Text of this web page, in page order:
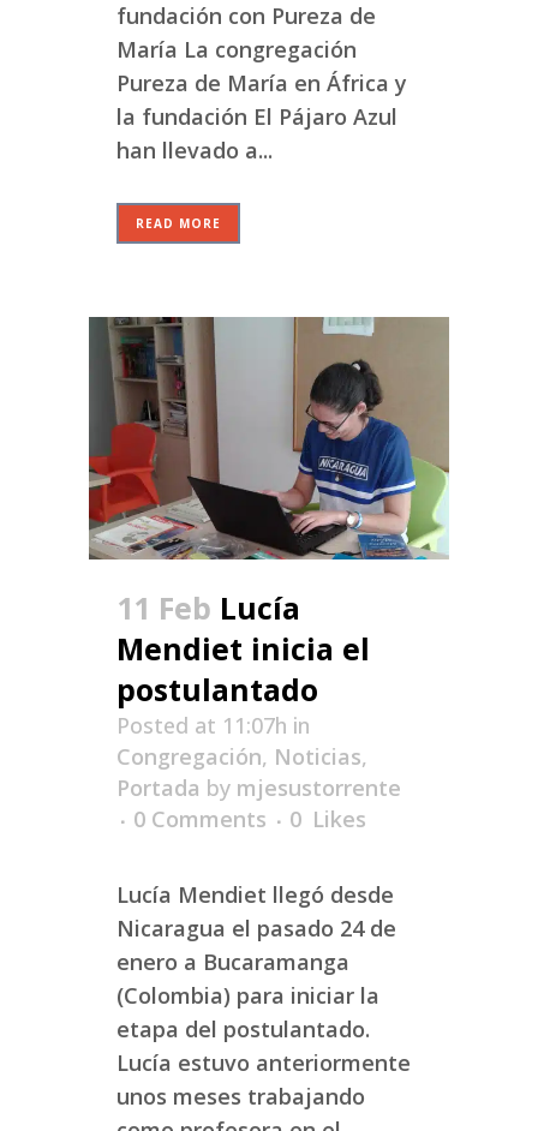
fundación con Pureza de
María La congregación
Pureza de María en África y
la fundación El Pájaro Azul
han llevado a...
READ MORE
11 Feb Lucía
Mendiet inicia el
postulantado
Posted at 11:07h in
Congregación, Noticias,
Portada by mjesustorrente
0 Comments
0 Likes
Lucía Mendiet llegó desde
Nicaragua el pasado 24 de
enero a Bucaramanga
(Colombia) para iniciar la
etapa del postulantado.
Lucía estuvo anteriormente
unos meses trabajando